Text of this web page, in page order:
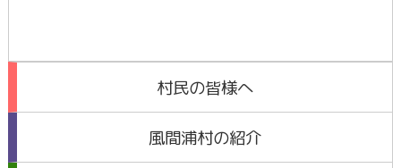
村民の皆様へ
風間浦村の紹介